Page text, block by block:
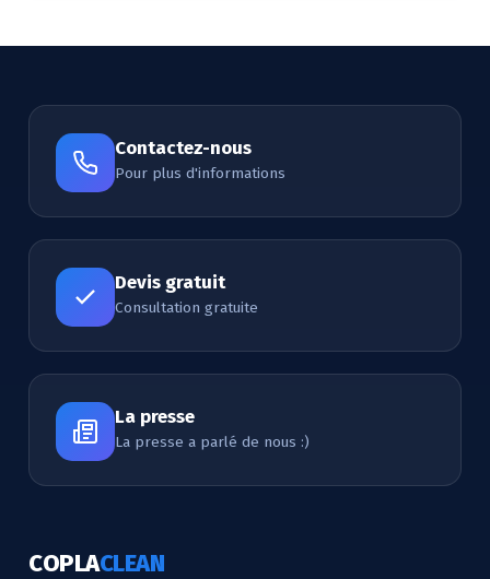
Contactez-nous
Pour plus d'informations
Devis gratuit
Consultation gratuite
La presse
La presse a parlé de nous :)
COPLACLEAN